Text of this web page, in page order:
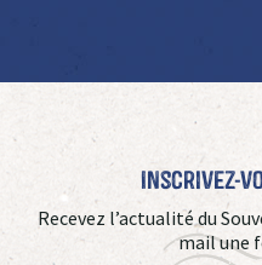
Inscrivez-
Recevez l’actualité du
mail une